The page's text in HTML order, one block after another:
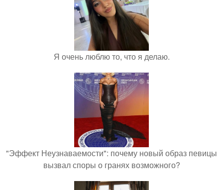
Я очень люблю то, что я делаю.
"Эффект Неузнаваемости": почему новый образ певицы
вызвал споры о гранях возможного?